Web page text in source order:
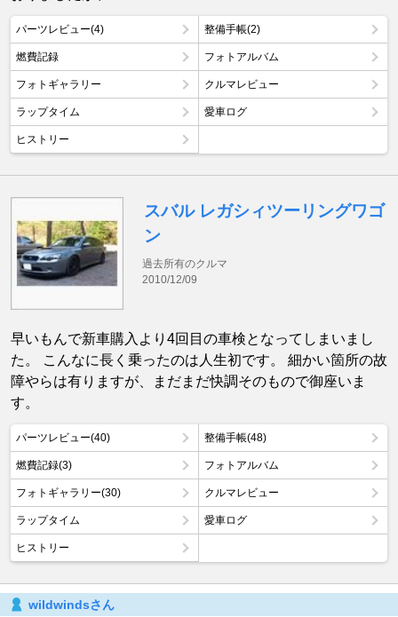
パーツレビュー(4) 整備手帳(2)
燃費記録 フォトアルバム
フォトギャラリー クルマレビュー
ラップタイム 愛車ログ
ヒストリー
スバル レガシィツーリングワゴ
ン
過去所有のクルマ
2010/12/09
早いもんで新車購入より4回目の車検となってしまいまし
た。 こんなに長く乗ったのは人生初です。 細かい箇所の故
障やらは有りますが、まだまだ快調そのもので御座いま
す。
パーツレビュー(40) 整備手帳(48)
燃費記録(3) フォトアルバム
フォトギャラリー(30) クルマレビュー
ラップタイム 愛車ログ
ヒストリー
wildwindsさん